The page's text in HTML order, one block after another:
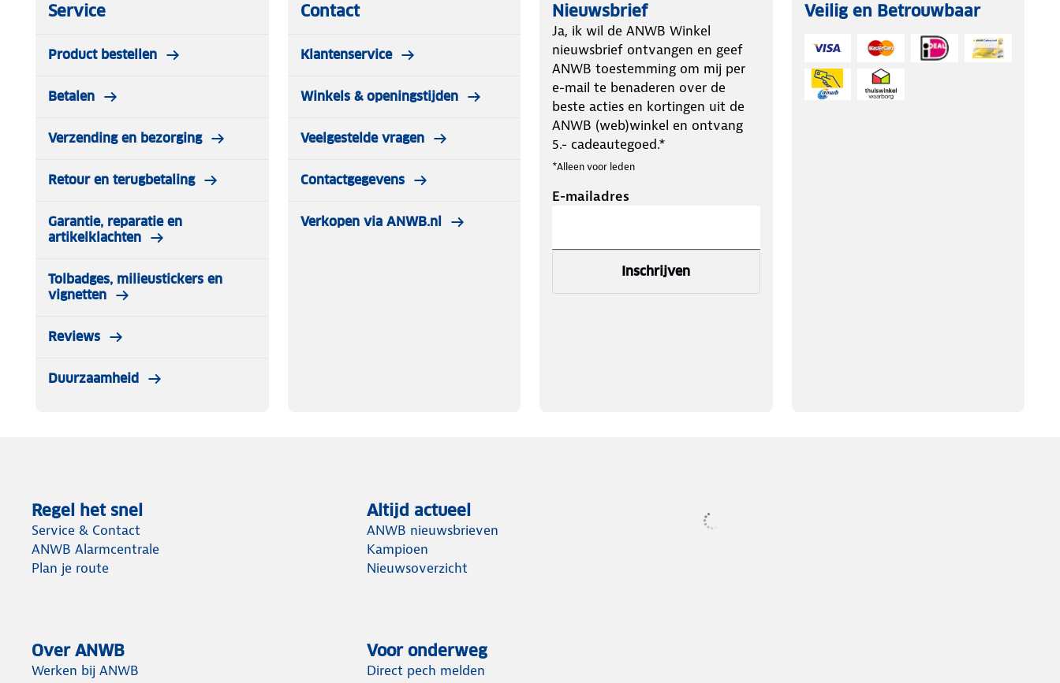
Service
Product bestellen
Betalen
Verzending en bezorging
Retour en terugbetaling
Garantie, reparatie en
artikelklachten
Tolbadges, milieustickers en
vignetten
Reviews
Duurzaamheid
Contact
Klantenservice
Winkels & openingstijden
Veelgestelde vragen
Contactgegevens
Verkopen via ANWB.nl
Nieuwsbrief
Ja, ik wil de ANWB Winkel
nieuwsbrief ontvangen en geef
ANWB toestemming om mij per
e-mail te benaderen over de
beste acties en kortingen uit de
ANWB (web)winkel en ontvang
5.- cadeautegoed.*
*Alleen voor leden
E-mailadres
Inschrijven
Veilig en Betrouwbaar
Regel het snel
Service & Contact
ANWB Alarmcentrale
Plan je route
Altijd actueel
ANWB nieuwsbrieven
Kampioen
Nieuwsoverzicht
Over ANWB
Werken bij ANWB
Voor onderweg
Direct pech melden